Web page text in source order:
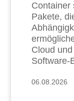
Container
Pakete,
Cloud
Software-
06.08.2026